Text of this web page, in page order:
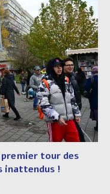
tour des
inattendus !